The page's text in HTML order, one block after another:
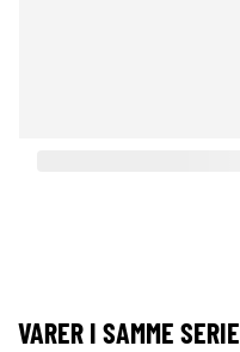
VARER I SAMME SERIE